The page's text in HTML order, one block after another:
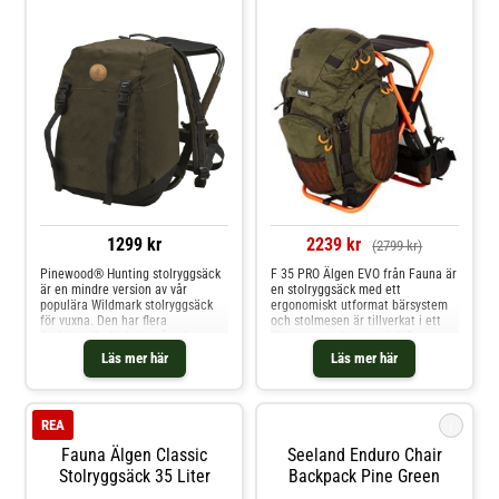
1299 kr
Läs mer här
Pinewood® Hunting stolryggsäck
är en mindre version av vår
populära Wildmark stolryggsäck
för vuxna. Den har flera
funktionella fack, bestående av
ett stort fack med dragsko och
lock, samt innerfack och sidofack
med dragkedja där barnet tryggt
Axelremmarna är ergonomiska
med spänne över bröstet som
hjälper till att f
2239 kr (2799 kr)
Läs mer här
F 35 PRO Älgen EVO från Fauna är
en stolryggsäck med ett
ergonomiskt utformat bärsystem
och stolmesen är tillverkat i ett
lätt men starkt material. En
ryggsäck med lång livslängd, god
komfort och noga genomtänkta
funktioner och detaljer.
Fauna Älgen Classic
Stolryggsäck 35 Liter
REA
Seeland Enduro Chair
Backpack Pine Green